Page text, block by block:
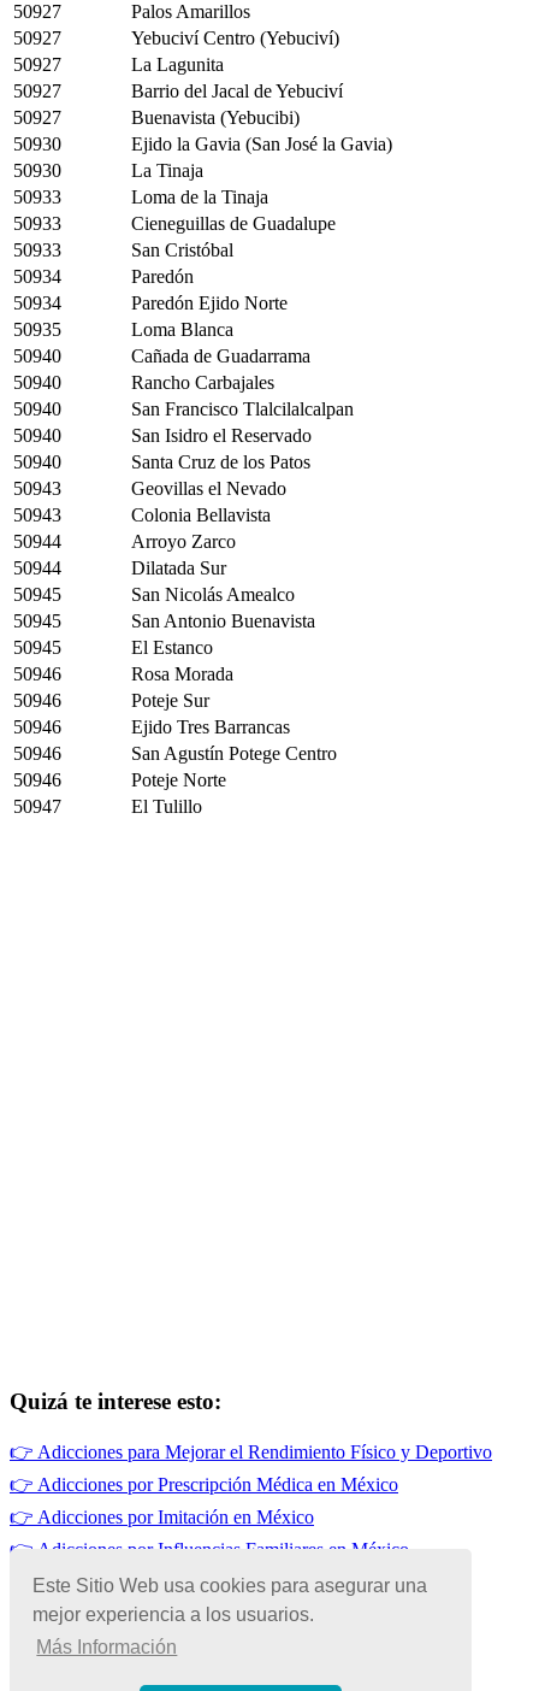
Este Sitio Web usa cookies para asegurar una
mejor experiencia a los usuarios.
Más Información
50927
Palos Amarillos
50927
Yebuciví Centro (Yebuciví)
50927
La Lagunita
50927
Barrio del Jacal de Yebuciví
50927
Buenavista (Yebucibi)
50930
Ejido la Gavia (San José la Gavia)
50930
La Tinaja
50933
Loma de la Tinaja
50933
Cieneguillas de Guadalupe
50933
San Cristóbal
50934
Paredón
50934
Paredón Ejido Norte
50935
Loma Blanca
50940
Cañada de Guadarrama
50940
Rancho Carbajales
50940
San Francisco Tlalcilalcalpan
50940
San Isidro el Reservado
50940
Santa Cruz de los Patos
50943
Geovillas el Nevado
50943
Colonia Bellavista
50944
Arroyo Zarco
50944
Dilatada Sur
50945
San Nicolás Amealco
50945
San Antonio Buenavista
50945
El Estanco
50946
Rosa Morada
50946
Poteje Sur
50946
Ejido Tres Barrancas
50946
San Agustín Potege Centro
50946
Poteje Norte
50947
El Tulillo
Quizá te interese esto:
👉 Adicciones para Mejorar el Rendimiento Físico y Deportivo
👉 Adicciones por Prescripción Médica en México
👉 Adicciones por Imitación en México
👉 Adicciones por Influencias Familiares en México
👉Adicciones por Falta de Habilidades Sociales en México
👉Adicciones por Influencias de Amistades en México
© Copyright 2026 | Todos los Derechos Reservados